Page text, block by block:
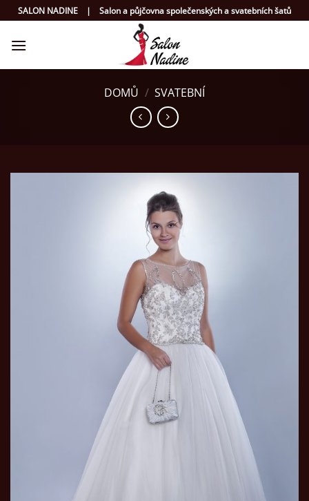
Přeskočit
na
obsah
SALON NADINE | Salon a půjčovna společenských a svatebních šatů
DOMŮ / SVATEBNÍ